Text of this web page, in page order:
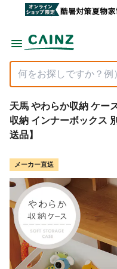
天馬 やわらか収納 ケー
収納 インナーボックス
送品】
メーカー直送